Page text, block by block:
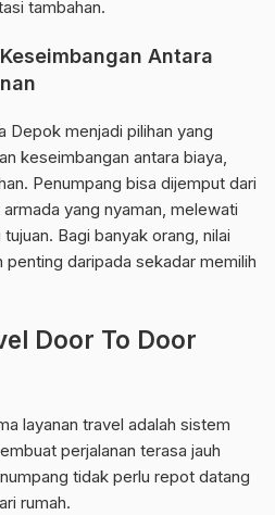
tambahan.
Antara
Depok menjadi pilihan yang
keseimbangan antara biaya,
Penumpang bisa dijemput dari
yang nyaman, melewati
Bagi banyak orang, nilai
daripada sekadar memilih
Door To Door
layanan travel adalah sistem
perjalanan terasa jauh
tidak perlu repot datang
rumah.